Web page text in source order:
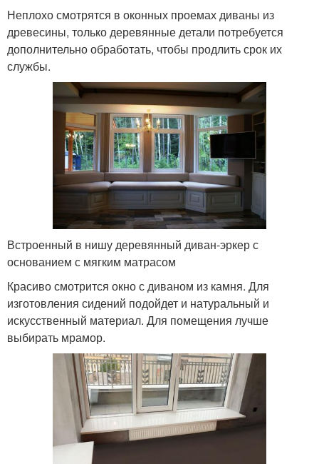
Неплохо смотрятся в оконных проемах диваны из
древесины, только деревянные детали потребуется
дополнительно обработать, чтобы продлить срок их
службы.
Встроенный в нишу деревянный диван-эркер с
основанием с мягким матрасом
Красиво смотрится окно с диваном из камня. Для
изготовления сидений подойдет и натуральный и
искусственный материал. Для помещения лучше
выбирать мрамор.